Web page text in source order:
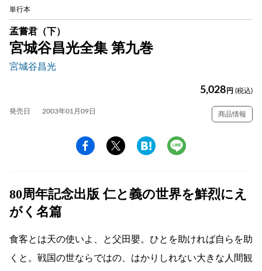
単行本
孟嘗君（下）
宮城谷昌光全集 第九巻
宮城谷昌光
5,028 円 (税込)
発売日 2003年01月09日 商品情報
80周年記念出版 仁と義の世界を鮮烈にえ
がく名篇
食客とは天の使いよ、と父田嬰。ひとを助ければ自らを助
くと。戦国の世ならではの、はかりしれない大きな人間観